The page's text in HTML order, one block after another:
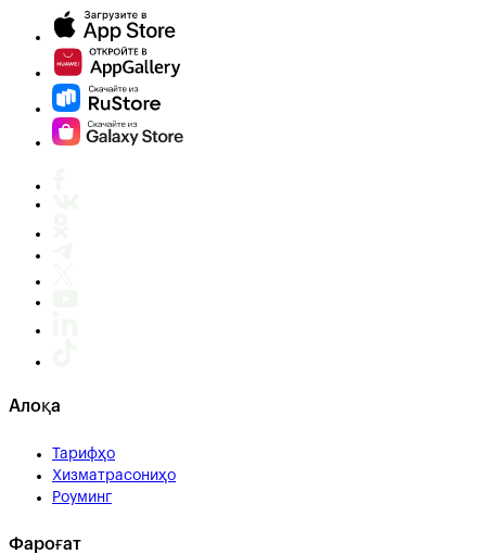
Алоқа
Тарифҳо
Хизматрасониҳо
Роуминг
Фароғат